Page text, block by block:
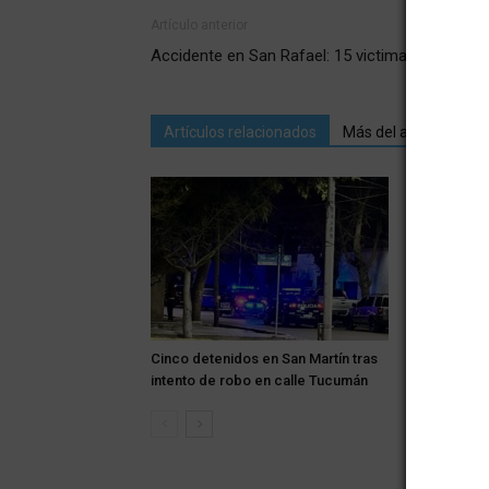
Accidente en San Rafael: 15 victimas fatales
Artículos relacionados Más del autor
Cinco detenidos en San Martín tras
intento de robo en calle Tucumán